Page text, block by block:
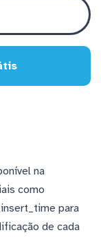
na
como
para
de cada